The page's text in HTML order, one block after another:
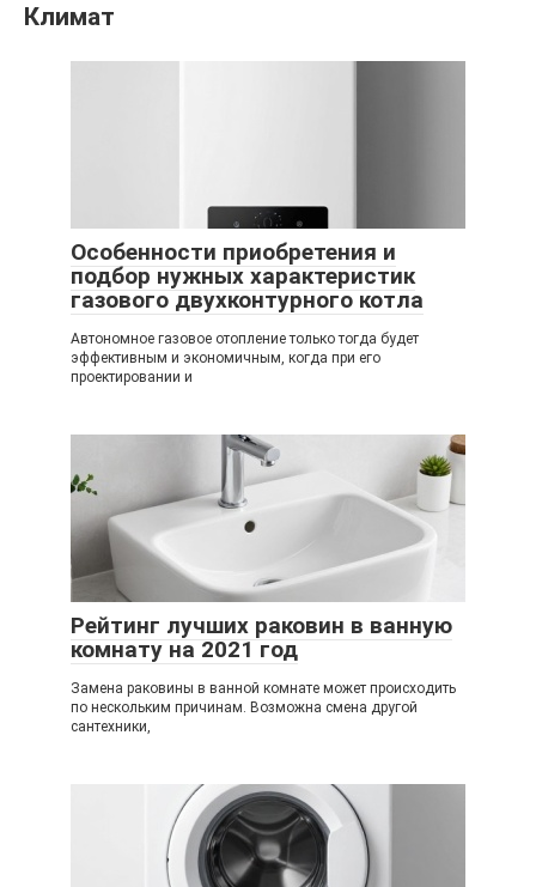
Климат
Особенности приобретения и
подбор нужных характеристик
газового двухконтурного котла
Автономное газовое отопление только тогда будет
эффективным и экономичным, когда при его
проектировании и
Рейтинг лучших раковин в ванную
комнату на 2021 год
Замена раковины в ванной комнате может происходить
по нескольким причинам. Возможна смена другой
сантехники,